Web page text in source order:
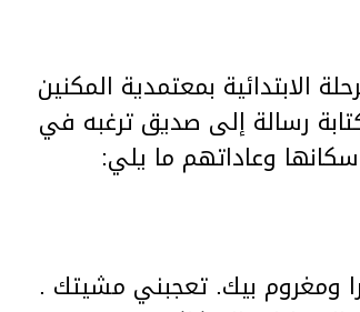
الابتدائية بمعتمدية المكنين
رسالة إلى صديق ترغبه في
وعاداتهم ما يلي:
ومغروم بيك. تعجبني مشيتك .